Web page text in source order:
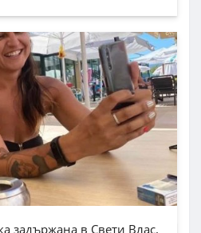
задържана в Свети Влас,